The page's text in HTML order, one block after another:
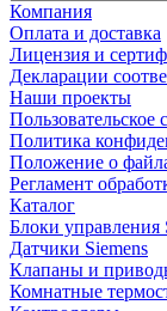
Компания
Оплата и доставка
Лицензия и
Декларации
Наши проекты
Пользовательское
Политика
Положение о
Регламент
Каталог
Блоки управления
Датчики Siemens
Клапаны и
Комнатные